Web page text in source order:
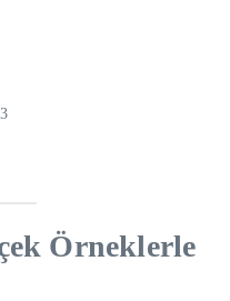
Örneklerle